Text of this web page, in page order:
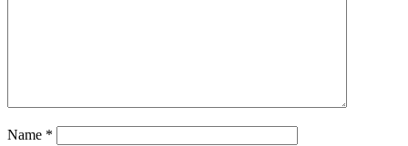
Name *